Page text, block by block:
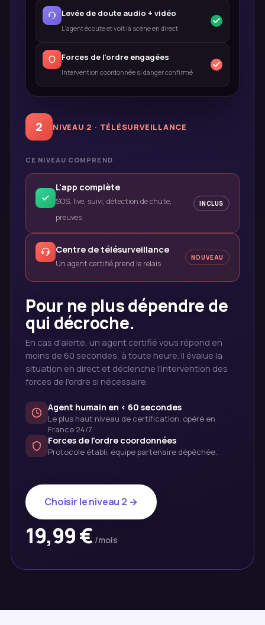
2 NIVEAU 2 · TÉLÉSURVEILLANCE
CE NIVEAU COMPREND
L'app complète
SOS, live, suivi, détection de chute,
preuves
INCLUS
Centre de télésurveillance
Un agent certifié prend le relais
NOUVEAU
Pour ne plus dépendre de
qui décroche.
En cas d'alerte, un agent certifié vous répond en
moins de 60 secondes, à toute heure. Il évalue la
situation en direct et déclenche l'intervention des
forces de l'ordre si nécessaire.
Agent humain en < 60 secondes
Le plus haut niveau de certification, opéré en
France 24/7.
Forces de l'ordre coordonnées
Protocole établi, équipe partenaire dépêchée.
Choisir le niveau 2 →
19,99 € /mois
Levée de doute audio + vidéo
L'agent écoute et voit la scène en direct
Forces de l'ordre engagées
Intervention coordonnée si danger confirmé